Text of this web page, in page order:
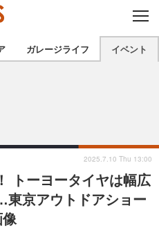
C
O
S
E
プロショップを地域から探す
北陸
関西
ガレージライフ イベント
トーヨータイヤは幅広
京アウトドアショー
像
2025.7.10 Thu 13:00